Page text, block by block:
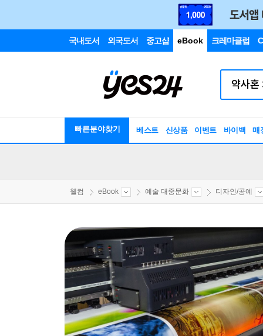
국내도서 외국도서 중고샵 eBook 크레마클럽
빠른분야찾기 베스트 신상품 이벤트 바이백 매
웰컴 eBook 예술 대중문화 디자인/공예